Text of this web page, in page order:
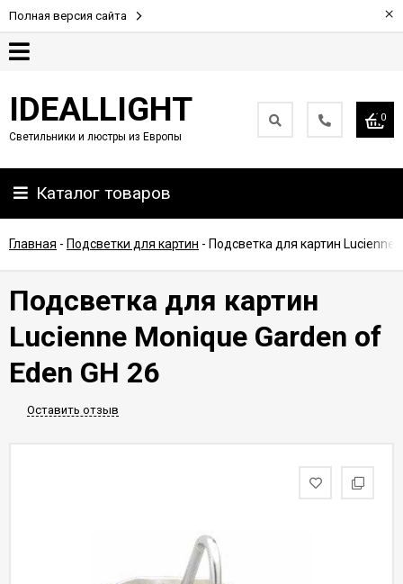
Полная версия сайта ×
Партнерам
Доставка
IDEALLIGHT
Светильники и люстры из Европы
0
Каталог товаров
Главная - Подсветки для картин - Подсветка для картин Lucienne
Подсветка для картин
Lucienne Monique Garden of
Eden GH 26
Оставить отзыв